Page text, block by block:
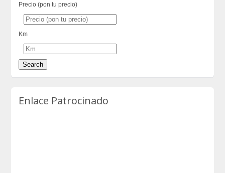
Precio (pon tu precio)
Km
Enlace Patrocinado